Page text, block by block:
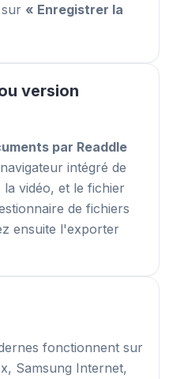
« Enregistrer la
version
par Readdle
intégré de
vidéo, et le fichier
de fichiers
ensuite l'exporter
fonctionnent sur
Samsung Internet,